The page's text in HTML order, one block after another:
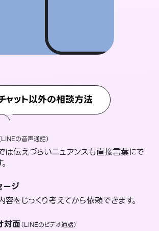
ャット以外の相談方法
LINEの音声通話）
は伝えづらいニュアンスも直接言葉にで
ージ
容をじっくり考えてから依頼できます。
対面（LINEのビデオ通話）